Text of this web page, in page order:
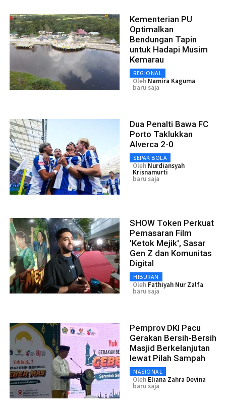
Kementerian PU
Optimalkan
Bendungan Tapin
untuk Hadapi Musim
Kemarau
REGIONAL
Oleh Namira Kaguma
baru saja
Dua Penalti Bawa FC
Porto Taklukkan
Alverca 2-0
SEPAK BOLA
Oleh Nurdiansyah
Krisnamurti
baru saja
SHOW Token Perkuat
Pemasaran Film
'Ketok Mejik', Sasar
Gen Z dan Komunitas
Digital
HIBURAN
Oleh Fathiyah Nur Zalfa
baru saja
Pemprov DKI Pacu
Gerakan Bersih-Bersih
Masjid Berkelanjutan
lewat Pilah Sampah
NASIONAL
Oleh Eliana Zahra Devina
baru saja